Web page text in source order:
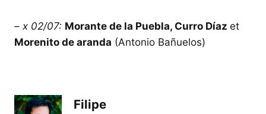
– x 02/07: Morante de la Puebla, Curro Díaz et
Morenito de aranda (Antonio Bañuelos)
Filipe